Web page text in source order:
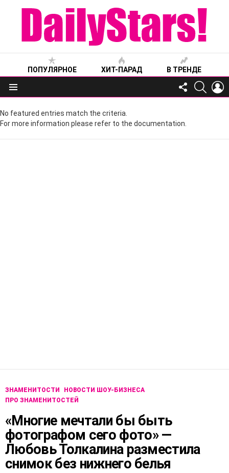
ПОПУЛЯРНОЕ ХИТ-ПАРАД В ТРЕНДЕ
Меню
FOLLOW
US
No featured entries match the criteria.
For more information please refer to the documentation.
ЗНАМЕНИТОСТИ
НОВОСТИ ШОУ-БИЗНЕСА
ПРО ЗНАМЕНИТОСТЕЙ
«Многие мечтали бы быть
фотографом сего фото» —
Любовь Толкалина разместила
снимок без нижнего белья